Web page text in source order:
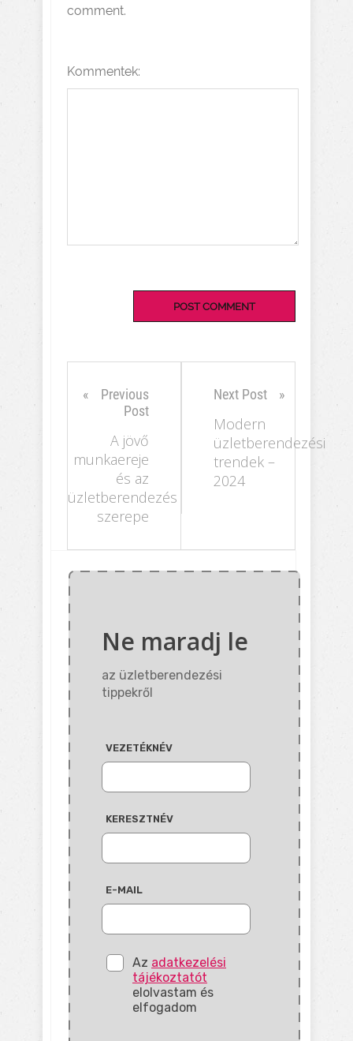
comment.
Kommentek:
Previous
Post
A jövő
munkaereje
és az
üzletberendezés
szerepe
Next Post
Modern
üzletberendezési
trendek –
2024
Ne maradj le
az üzletberendezési
tippekről
VEZETÉKNÉV
KERESZTNÉV
E-MAIL
Az adatkezelési
tájékoztatót
elolvastam és
elfogadom